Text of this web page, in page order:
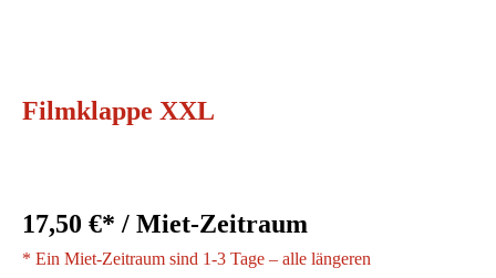
Filmklappe XXL
17,50 €* / Miet-Zeitraum
* Ein Miet-Zeitraum sind 1-3 Tage – alle längeren